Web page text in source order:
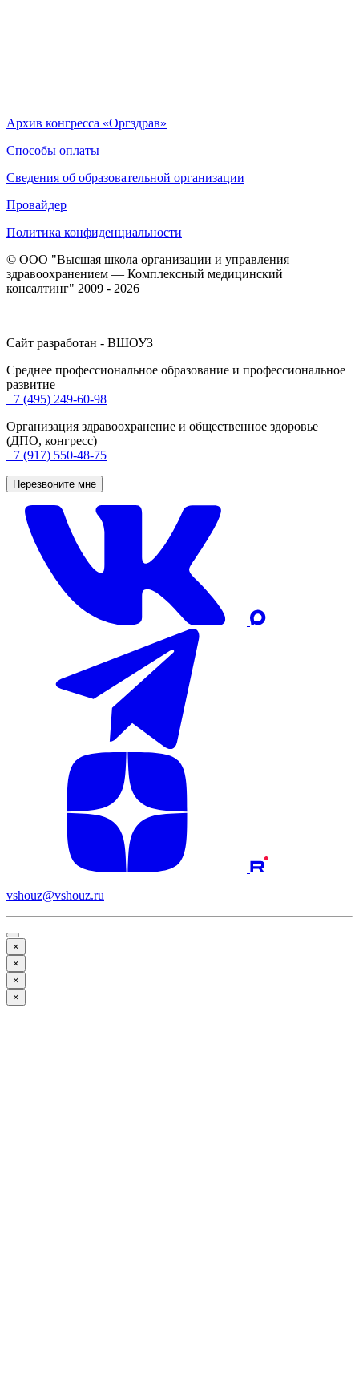
Архив конгресса «Оргздрав»
Способы оплаты
Сведения об образовательной организации
Провайдер
Политика конфиденциальности
© ООО "Высшая школа организации и управления
здравоохранением — Комплексный медицинский
консалтинг" 2009 - 2026
Сайт разработан - ВШОУЗ
Среднее профессиональное образование и профессиональное
развитие
+7 (495) 249-60-98
Организация здравоохранение и общественное здоровье
(ДПО, конгресс)
+7 (917) 550-48-75
Перезвоните мне
vshouz@vshouz.ru
×
×
×
×